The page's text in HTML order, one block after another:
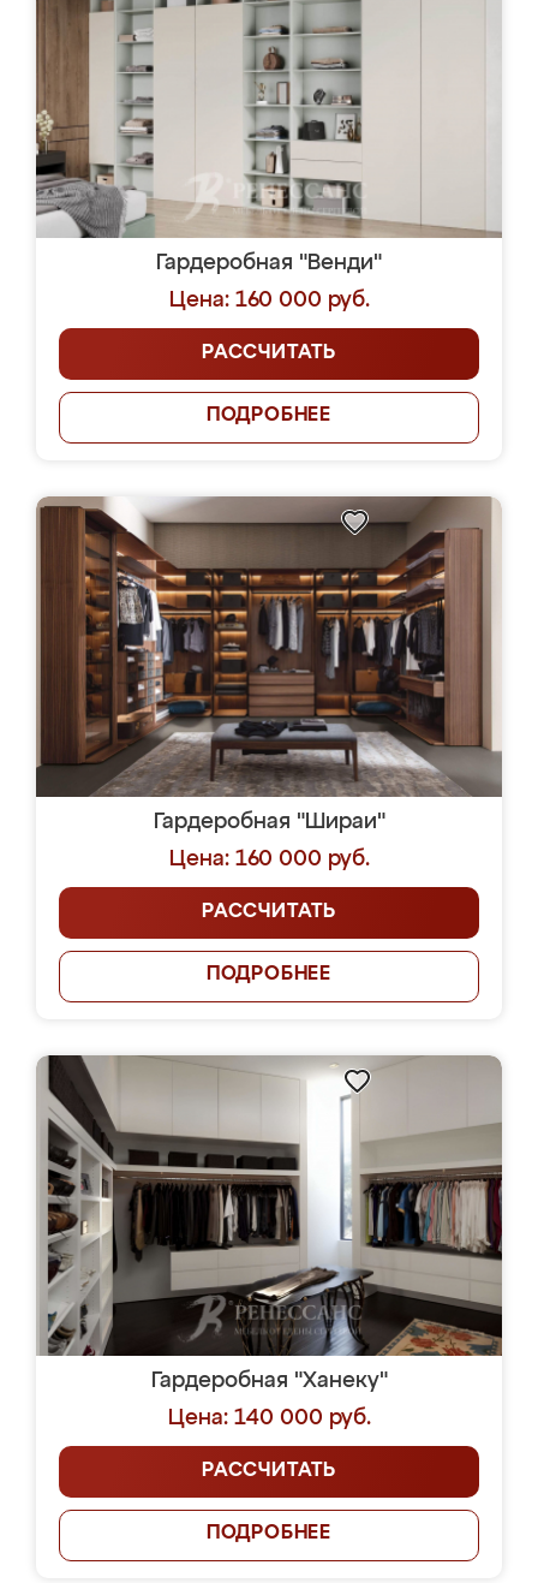
Гардеробная "Венди"
Цена: 160 000 руб.
РАССЧИТАТЬ
ПОДРОБНЕЕ
Гардеробная "Шираи"
Цена: 160 000 руб.
РАССЧИТАТЬ
ПОДРОБНЕЕ
Гардеробная "Ханеку"
Цена: 140 000 руб.
РАССЧИТАТЬ
ПОДРОБНЕЕ